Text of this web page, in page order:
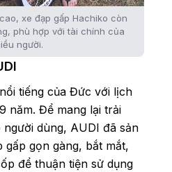
xe đạp gấp Hachiko còn
phù hợp với tài chính của
người.
tiếng của Đức với lịch
năm. Để mang lại trải
người dùng, AUDI đã sản
gọn gàng, bắt mắt,
để thuận tiện sử dụng